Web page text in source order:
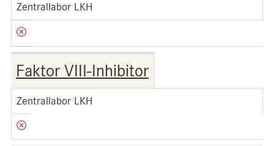
Zentrallabor LKH
Faktor VIII-Inhibitor
Zentrallabor LKH